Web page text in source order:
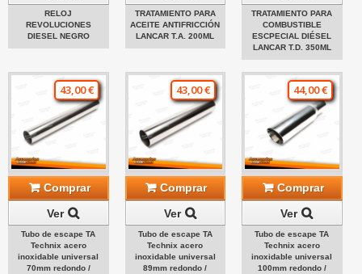
RELOJ
REVOLUCIONES
DIESEL NEGRO
TRATAMIENTO PARA
ACEITE ANTIFRICCIÓN
LANCAR T.A. 200ML
TRATAMIENTO PARA
COMBUSTIBLE
ESCPECIAL DIÉSEL
LANCAR T.D. 350ML
43,00 €
Comprar
Ver
Tubo de escape TA
Technix acero
inoxidable universal
70mm redondo /
43,00 €
Comprar
Ver
Tubo de escape TA
Technix acero
inoxidable universal
89mm redondo /
44,00 €
Comprar
Ver
Tubo de escape TA
Technix acero
inoxidable universal
100mm redondo /